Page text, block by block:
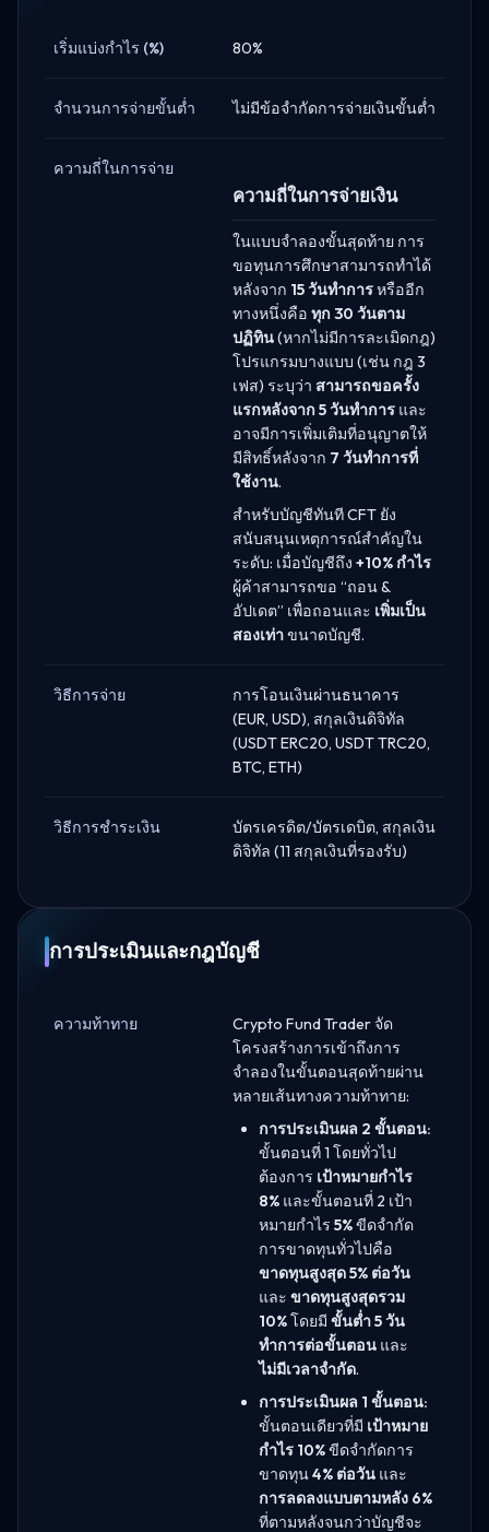
เริ่มแบ่งกำไร (%) 80%
จำนวนการจ่ายขั้นต่ำ ไม่มีข้อจำกัดการจ่ายเงินขั้นต่ำ
ความถี่ในการจ่าย
ความถี่ในการจ่ายเงิน
ในแบบจำลองขั้นสุดท้าย การ
ขอทุนการศึกษาสามารถทำได้
หลังจาก 15 วันทำการหรืออีก
ทางหนึ่งคือ ทุก 30 วันตาม
ปฏิทิน(หากไม่มีการละเมิดกฎ)
โปรแกรมบางแบบ (เช่น กฎ 3
เฟส) ระบุว่า สามารถขอครั้ง
แรกหลังจาก 5 วันทำการ และ
อาจมีการเพิ่มเติมที่อนุญาตให้
มีสิทธิ์หลังจาก 7 วันทำการที่
ใช้งาน.
สำหรับบัญชีทันที CFT ยัง
สนับสนุนเหตุการณ์สำคัญใน
ระดับ: เมื่อบัญชีถึง +10% กำไร
ผู้ค้าสามารถขอ “ถอน &
อัปเดต” เพื่อถอนและ เพิ่มเป็น
สองเท่าขนาดบัญชี.
วิธีการจ่าย
การโอนเงินผ่านธนาคาร
(EUR, USD), สกุลเงินดิจิทัล
(USDT ERC20, USDT TRC20,
BTC, ETH)
วิธีการชำระเงิน
บัตรเครดิต/บัตรเดบิต, สกุลเงิน
ดิจิทัล (11 สกุลเงินที่รองรับ)
การประเมินและกฎบัญชี
ความท้าทาย
Crypto Fund Trader จัด
โครงสร้างการเข้าถึงการ
จำลองในขั้นตอนสุดท้ายผ่าน
หลายเส้นทางความท้าทาย:
การประเมินผล 2 ขั้นตอน:
ขั้นตอนที่ 1 โดยทั่วไป
ต้องการ เป้าหมายกำไร
8% และขั้นตอนที่ 2 เป้า
หมายกำไร 5%ขีดจำกัด
การขาดทุนทั่วไปคือ
ขาดทุนสูงสุด 5% ต่อวัน
และ ขาดทุนสูงสุดรวม
10%โดยมี ขั้นต่ำ 5 วัน
ทำการต่อขั้นตอน และ
ไม่มีเวลาจำกัด.
การประเมินผล 1 ขั้นตอน:
ขั้นตอนเดียวที่มี เป้าหมาย
กำไร 10%ขีดจำกัดการ
ขาดทุน4% ต่อวัน และ
การลดลงแบบตามหลัง 6%
ที่ตามหลังจนกว่าบัญชีจะ